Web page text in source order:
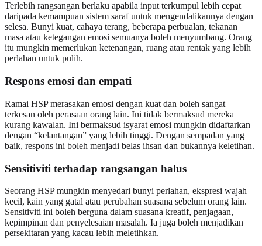
Terlebih rangsangan berlaku apabila input terkumpul lebih cepat
daripada kemampuan sistem saraf untuk mengendalikannya dengan
selesa. Bunyi kuat, cahaya terang, beberapa perbualan, tekanan
masa atau ketegangan emosi semuanya boleh menyumbang. Orang
itu mungkin memerlukan ketenangan, ruang atau rentak yang lebih
perlahan untuk pulih.
Respons emosi dan empati
Ramai HSP merasakan emosi dengan kuat dan boleh sangat
terkesan oleh perasaan orang lain. Ini tidak bermaksud mereka
kurang kawalan. Ini bermaksud isyarat emosi mungkin didaftarkan
dengan “kelantangan” yang lebih tinggi. Dengan sempadan yang
baik, respons ini boleh menjadi belas ihsan dan bukannya keletihan.
Sensitiviti terhadap rangsangan halus
Seorang HSP mungkin menyedari bunyi perlahan, ekspresi wajah
kecil, kain yang gatal atau perubahan suasana sebelum orang lain.
Sensitiviti ini boleh berguna dalam suasana kreatif, penjagaan,
kepimpinan dan penyelesaian masalah. Ia juga boleh menjadikan
persekitaran yang kacau lebih meletihkan.